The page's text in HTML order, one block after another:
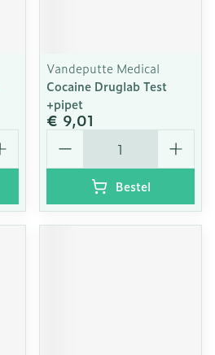
Vandeputte Medical
Cocaine Druglab Test
+pipet
€ 9,01
Aantal
Bestel